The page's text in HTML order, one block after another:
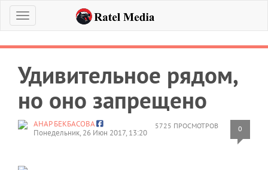
Меню
Удивительное рядом,
но оно запрещено
5725 ПРОСМОТРОВ 0
АНАР БЕКБАСОВА
Понедельник, 26 Июн 2017, 13:20